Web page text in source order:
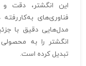
این انگشتر، دقت
فناوری‌های
مدل‌هایی دقیق با
انگشتر را به
تبدیل کرده است.